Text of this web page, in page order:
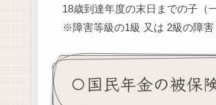
18歳到達年度の末日までの子（
※障害等級の1級 又は 2級の障害
〇国民年金の被保